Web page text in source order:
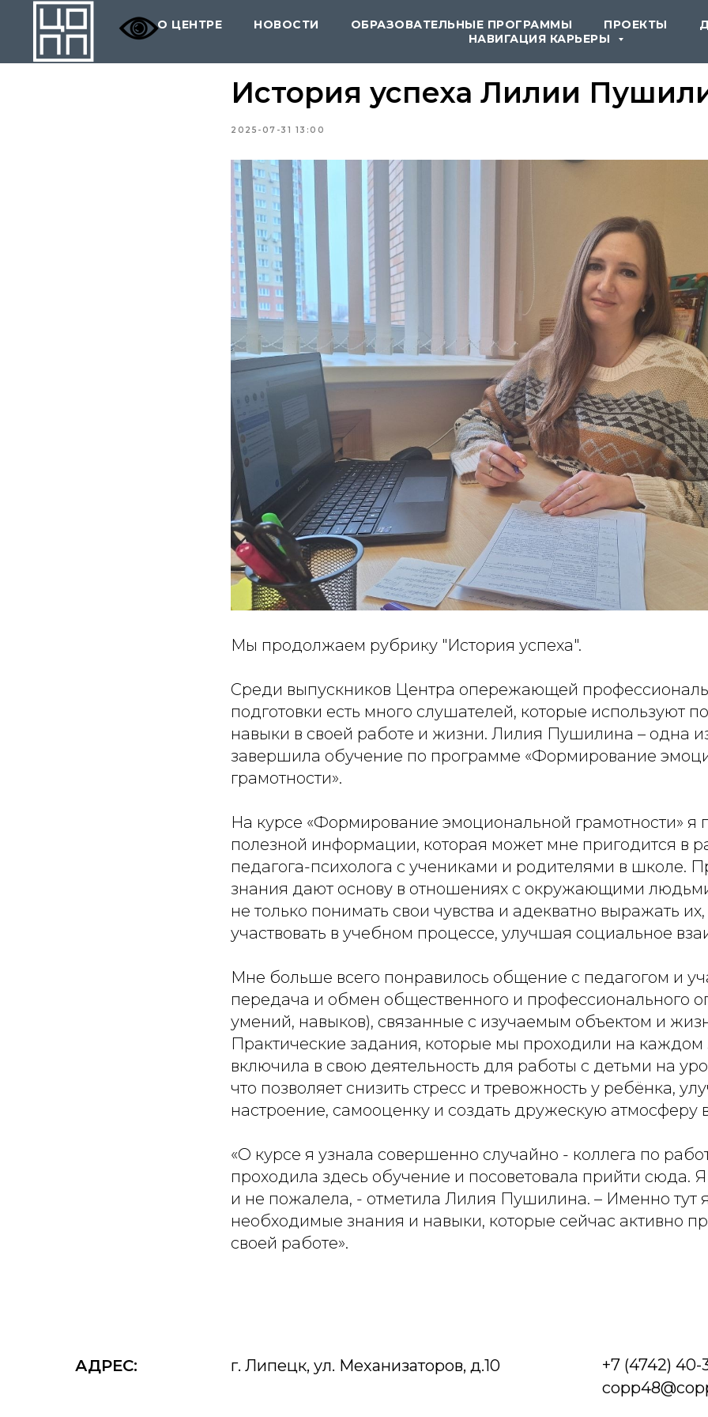
О ЦЕНТРЕ НОВОСТИ ОБРАЗОВАТЕЛЬНЫЕ ПРОГРАММЫ ПРОЕКТЫ
НАВИГАЦИЯ КАРЬЕРЫ
История успеха Лилии
2025-07-31 13:00
Мы продолжаем рубрику "История успеха".
Среди выпускников Центра опережающей
подготовки есть много слушателей, которые используют
навыки в своей работе и жизни. Лилия Пушилина – одна
завершила обучение по программе «Формирование
грамотности».
На курсе «Формирование эмоциональной грамотности» я
полезной информации, которая может мне пригодится в
педагога-психолога с учениками и родителями в школе.
знания дают основу в отношениях с окружающими
не только понимать свои чувства и адекватно выражать
участвовать в учебном процессе, улучшая социальное
Мне больше всего понравилось общение с педагогом и
передача и обмен общественного и профессионального
умений, навыков), связанные с изучаемым объектом и
Практические задания, которые мы проходили на каждом
включила в свою деятельность для работы с детьми на
что позволяет снизить стресс и тревожность у ребёнка,
настроение, самооценку и создать дружескую атмосферу
«О курсе я узнала совершенно случайно - коллега по
проходила здесь обучение и посоветовала прийти сюда.
и не пожалела, - отметила Лилия Пушилина. – Именно тут
необходимые знания и навыки, которые сейчас активно
своей работе».
+7 (4742) 40-
г. Липецк, ул. Механизаторов, д.10
АДРЕС: